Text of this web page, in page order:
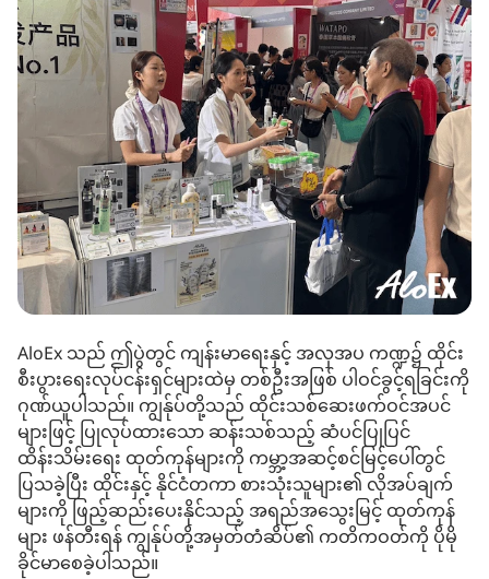
AloEx သည် ဤပွဲတွင် ကျန်းမာရေးနှင့် အလှအပ ကဏ္ဍ၌ ထိုင်း
စီးပွားရေးလုပ်ငန်းရှင်များထဲမှ တစ်ဦးအဖြစ် ပါဝင်ခွင့်ရခြင်းကို
ဂုဏ်ယူပါသည်။ ကျွန်ုပ်တို့သည် ထိုင်းသစ်ဆေးဖက်ဝင်အပင်
များဖြင့် ပြုလုပ်ထားသော ဆန်းသစ်သည့် ဆံပင်ပြုပြင်
ထိန်းသိမ်းရေး ထုတ်ကုန်များကို ကမ္ဘာ့အဆင့်စင်မြင့်ပေါ်တွင်
ပြသခဲ့ပြီး ထိုင်းနှင့် နိုင်ငံတကာ စားသုံးသူများ၏ လိုအပ်ချက်
များကို ဖြည့်ဆည်းပေးနိုင်သည့် အရည်အသွေးမြင့် ထုတ်ကုန်
များ ဖန်တီးရန် ကျွန်ုပ်တို့အမှတ်တံဆိပ်၏ ကတိကဝတ်ကို ပိုမို
ခိုင်မာစေခဲ့ပါသည်။